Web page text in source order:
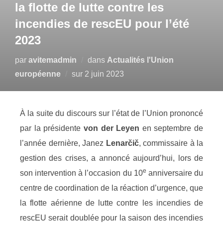
la flotte de lutte contre les
incendies de rescEU pour l’été
2023
par avitemadmin dans Actualités l'Union
européenne
sur 2 juin 2023
À la suite du discours sur l’état de l’Union prononcé
par la présidente von der Leyen en septembre de
l’année dernière, Janez Lenarčič, commissaire à la
gestion des crises, a annoncé aujourd’hui, lors de
son intervention à l’occasion du 10e anniversaire du
centre de coordination de la réaction d’urgence, que
la flotte aérienne de lutte contre les incendies de
rescEU serait doublée pour la saison des incendies